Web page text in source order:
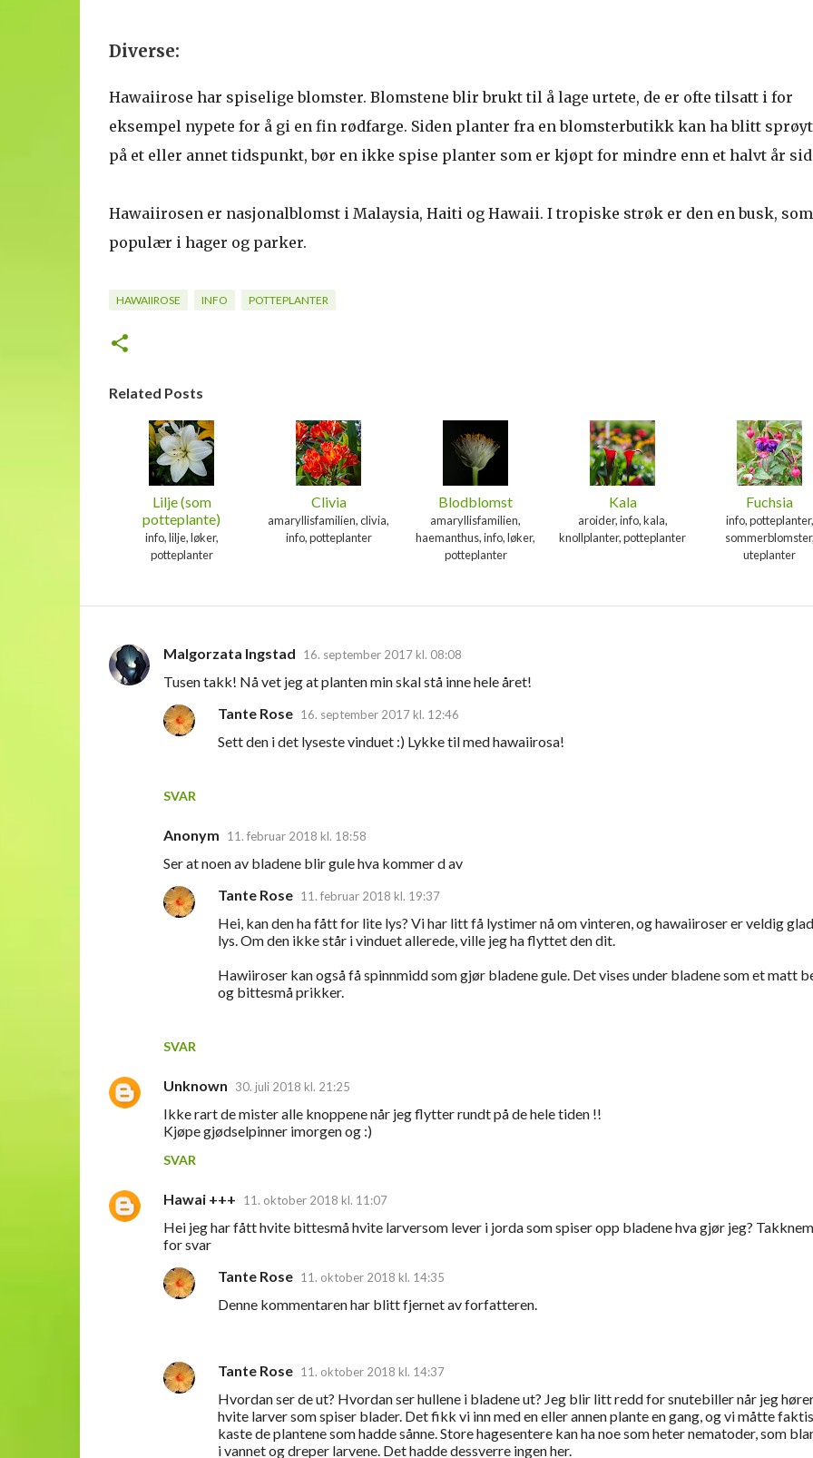
Diverse:
Hawaiirose har spiselige blomster. Blomstene blir brukt til å lage urtete, de er ofte tilsatt i for
eksempel nypete for å gi en fin rødfarge. Siden planter fra en blomsterbutikk kan ha blitt
på et eller annet tidspunkt, bør en ikke spise planter som er kjøpt for mindre enn et halvt år
Hawaiirosen er nasjonalblomst i Malaysia, Haiti og Hawaii. I tropiske strøk er den en busk,
populær i hager og parker.
HAWAIIROSE INFO POTTEPLANTER
Related Posts
Lilje (som
potteplante)
info, lilje, løker,
potteplanter
Clivia
amaryllisfamilien, clivia,
info, potteplanter
Blodblomst
amaryllisfamilien,
haemanthus, info, løker,
potteplanter
Kala
aroider, info, kala,
knollplanter, potteplanter
Fuchsia
info, potteplanter,
sommerblomster,
uteplanter
K
Malgorzata Ingstad 16. september 2017 kl. 08:08
Tusen takk! Nå vet jeg at planten min skal stå inne hele året!
SVAR
Tante Rose 16. september 2017 kl. 12:46
Sett den i det lyseste vinduet :) Lykke til med hawaiirosa!
Anonym 11. februar 2018 kl. 18:58
Ser at noen av bladene blir gule hva kommer d av
SVAR
Tante Rose 11. februar 2018 kl. 19:37
Hei, kan den ha fått for lite lys? Vi har litt få lystimer nå om vinteren, og hawaiiroser er veldig
lys. Om den ikke står i vinduet allerede, ville jeg ha flyttet den dit.
Hawiiroser kan også få spinnmidd som gjør bladene gule. Det vises under bladene som et matt
og bittesmå prikker.
Unknown 30. juli 2018 kl. 21:25
Ikke rart de mister alle knoppene når jeg flytter rundt på de hele tiden !!
Kjøpe gjødselpinner imorgen og :)
SVAR
Hawai +++ 11. oktober 2018 kl. 11:07
Hei jeg har fått hvite bittesmå hvite larversom lever i jorda som spiser opp bladene hva gjør jeg?
for svar
Tante Rose 11. oktober 2018 kl. 14:35
Denne kommentaren har blitt fjernet av forfatteren.
Tante Rose 11. oktober 2018 kl. 14:37
Hvordan ser de ut? Hvordan ser hullene i bladene ut? Jeg blir litt redd for snutebiller når jeg
hvite larver som spiser blader. Det fikk vi inn med en eller annen plante en gang, og vi måtte
kaste de plantene som hadde sånne. Store hagesentere kan ha noe som heter nematoder, som
i vannet og dreper larvene. Det hadde dessverre ingen her.